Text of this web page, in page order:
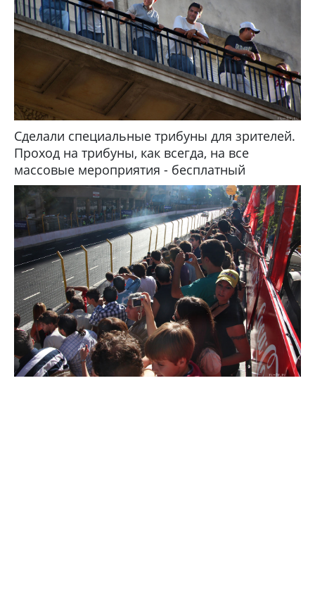
Сделали специальные трибуны для зрителей.
Проход на трибуны, как всегда, на все
массовые мероприятия - бесплатный